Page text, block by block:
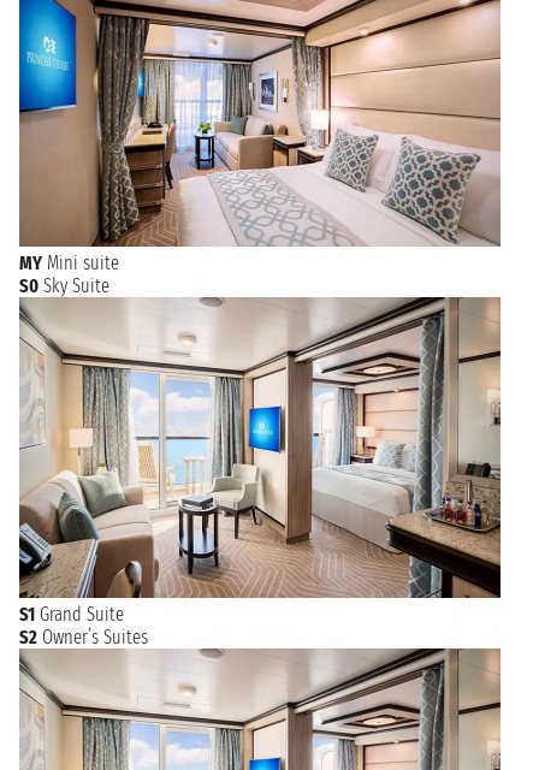
MY Mini suite
S0 Sky Suite
S1 Grand Suite
S2 Owner’s Suites